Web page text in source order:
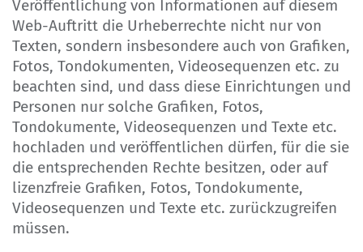
Veröffentlichung von Informationen auf diesem
Web-Auftritt die Urheberrechte nicht nur von
Texten, sondern insbesondere auch von Grafiken,
Fotos, Tondokumenten, Videosequenzen etc. zu
beachten sind, und dass diese Einrichtungen und
Personen nur solche Grafiken, Fotos,
Tondokumente, Videosequenzen und Texte etc.
hochladen und veröffentlichen dürfen, für die sie
die entsprechenden Rechte besitzen, oder auf
lizenzfreie Grafiken, Fotos, Tondokumente,
Videosequenzen und Texte etc. zurückzugreifen
müssen.